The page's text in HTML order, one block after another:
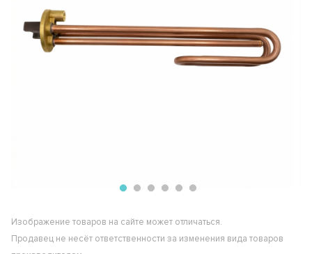
Изображение товаров на сайте может отличаться.
Продавец не несёт ответственности за изменения вида товаров